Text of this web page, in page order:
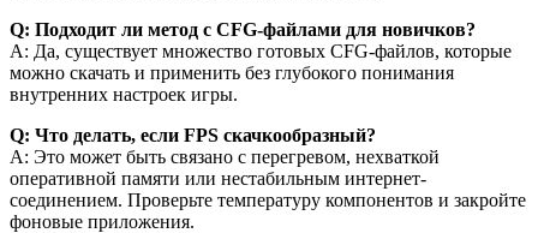
Q: Подходит ли метод с CFG-файлами для новичков?
A: Да, существует множество готовых CFG-файлов, которые
можно скачать и применить без глубокого понимания
внутренних настроек игры.
Q: Что делать, если FPS скачкообразный?
A: Это может быть связано с перегревом, нехваткой
оперативной памяти или нестабильным интернет-
соединением. Проверьте температуру компонентов и закройте
фоновые приложения.